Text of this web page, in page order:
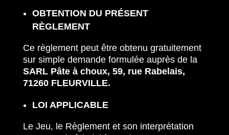
OBTENTION DU PRÉSENT
RÈGLEMENT
Ce règlement peut être obtenu gratuitement
sur simple demande formulée auprès de la
SARL Pâte à choux, 59, rue Rabelais,
71260 FLEURVILLE.
LOI APPLICABLE
Le Jeu, le Règlement et son interprétation